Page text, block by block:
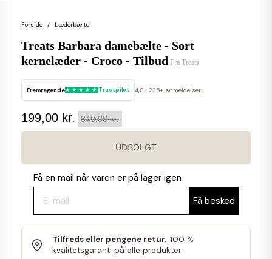
Forside Læderbælte
Treats Barbara damebælte - Sort
kernelæder - Croco - Tilbud Fra Treats
Fremragende Trustpilot 4,8 · 235+ anmeldelser
199,00 kr. 349,00 kr.
UDSOLGT
Få en mail når varen er på lager igen
Tilfreds eller pengene retur. 100 %
kvalitetsgaranti på alle produkter.